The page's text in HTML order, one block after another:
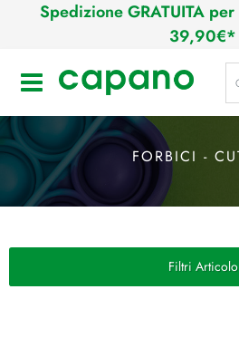
Spedizione GRATUITA
39,90€*
Open
FORBICI -
Filtri Articolo